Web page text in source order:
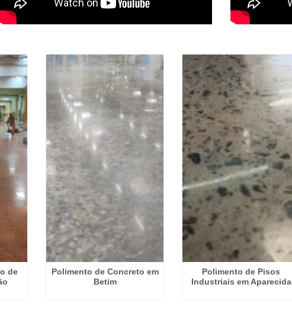
de
Polimento de Concreto em
Betim
Polimento de Pisos
Industriais em Aparecida